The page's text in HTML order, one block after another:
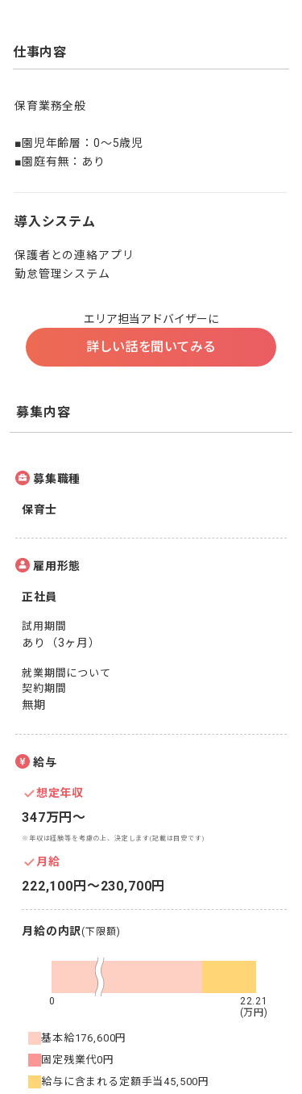
仕事内容
保育業務全般
■園児年齢層：0～5歳児
■園庭有無：あり
導入システム
保護者との連絡アプリ
勤怠管理システム
エリア担当アドバイザーに
詳しい話を聞いてみる
募集内容
募集職種
保育士
雇用形態
正社員
試用期間
あり（3ヶ月）
就業期間について
契約期間
無期
給与
想定年収
347万円〜
※年収は経験等を考慮の上、決定します(記載は目安です)
月給
222,100円〜230,700円
月給の内訳(下限額)
0
22.21
(万円)
基本給176,600円
固定残業代0円
給与に含まれる定額手当45,500円